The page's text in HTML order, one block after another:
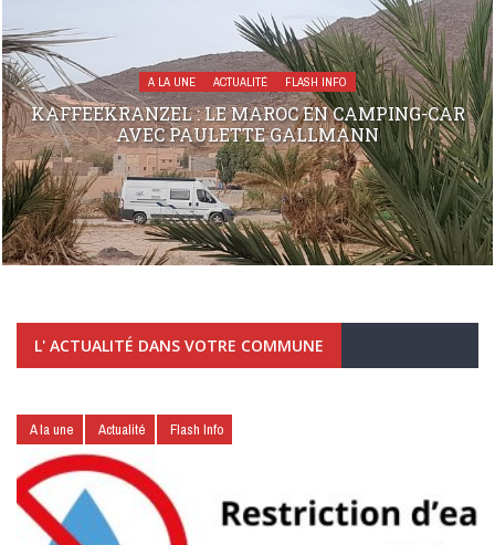
A LA UNE ACTUALITÉ FLASH INFO
KAFFEEKRANZEL : LE MAROC EN CAMPING-CAR
AVEC PAULETTE GALLMANN
L' ACTUALITÉ DANS VOTRE COMMUNE
A la une Actualité Flash Info